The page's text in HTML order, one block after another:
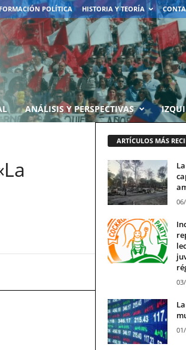
FORMACIÓN POLÍTICA HISTORIA Y TEORÍA
ANÁLISIS Y PERSPECTIVAS
ARTÍCULOS MÁS